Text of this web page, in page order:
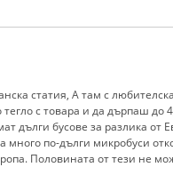
статия, А там с
с товара и да дърпаш до
дълги бусове за разлика от
много по-дълги микробуси
Половината от тези не